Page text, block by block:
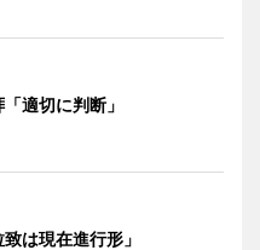
適切に判断」
は現在進行形」